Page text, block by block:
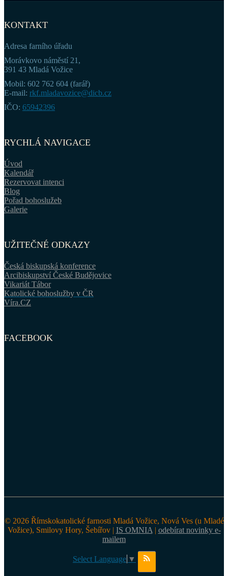
KONTAKT
Adresa farního úřadu
Morávkovo náměstí 21,
391 43 Mladá Vožice
Mobil: 602 762 604 (farář)
E-mail: rkf.mladavozice@dicb.cz
IČO: 65942396
RYCHLÁ NAVIGACE
Úvod
Kalendář
Rezervovat intenci
Blog
Pořad bohoslužeb
Galerie
UŽITEČNÉ ODKAZY
Česká biskupská konference
Arcibiskupství České Budějovice
Vikariát Tábor
Katolické bohoslužby v ČR
Víra.CZ
FACEBOOK
© 2026 Římskokatolické farnosti Mladá Vožice, Nová Ves (u Mladé
Vožice), Smilovy Hory, Šebířov | IS OMNIA | odebírat novinky e-
mailem
Select Language ▼